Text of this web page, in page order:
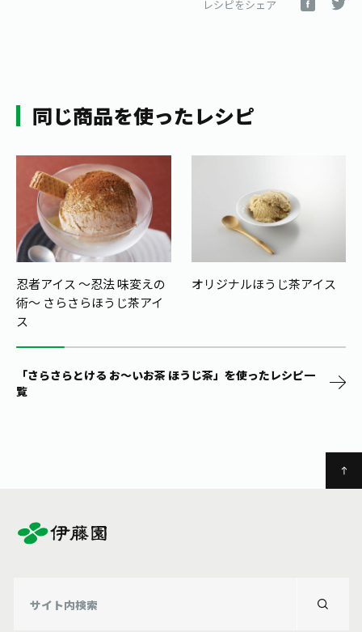
レシピをシェア
同じ商品を使ったレシピ
忍者アイス ～忍法 味変えの
術～ さらさらほうじ茶アイ
ス
オリジナルほうじ茶アイス
「さらさらとける お～いお茶 ほうじ茶」を使ったレシピ一
覧